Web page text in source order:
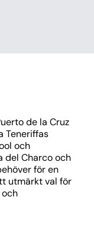
de la Cruz
Teneriffas
och
del Charco och
för en
utmärkt val för